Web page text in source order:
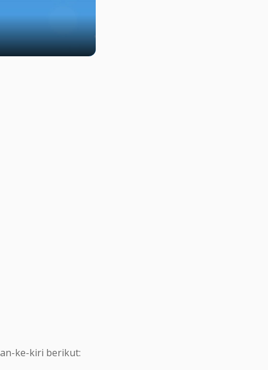
ke-kiri berikut: